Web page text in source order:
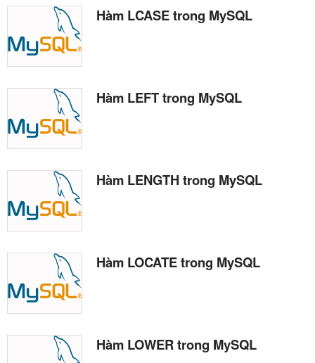
Hàm LCASE trong MySQL
Hàm LEFT trong MySQL
Hàm LENGTH trong MySQL
Hàm LOCATE trong MySQL
Hàm LOWER trong MySQL